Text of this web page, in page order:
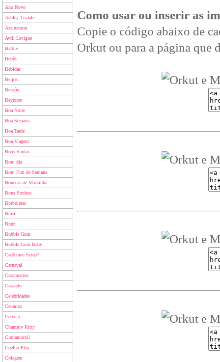
Ano Novo
Ashley Tisdale
Assinaturas
Avril Lavigne
Barbie
Bebês
Bebidas
Beijos
Benção
Beyonce
Boa Noite
Boa Semana
Boa Tarde
Boa Viagem
Boas Vindas
Bom dia
Bom Fim de Semana
Bonecas de Massinha
Bons Sonhos
Borboletas
Brasil
Bratz
Bubble Gum
Bubble Gum Baby
Cadê meu Scrap?
Carnaval
Casamentos
Casando
Celebridades
Cenários
Cerveja
Chammy Kitty
Cinnamoroll
Coelho Play
Colagem
Como usar ou inserir as
Copie o código abaixo de
Orkut ou para a página que